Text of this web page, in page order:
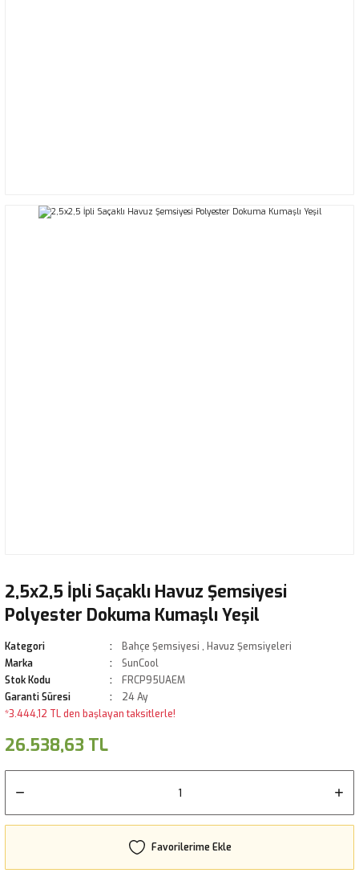
2,5x2,5 İpli Saçaklı Havuz Şemsiyesi
Polyester Dokuma Kumaşlı Yeşil
Kategori Bahçe Şemsiyesi , Havuz Şemsiyeleri
Marka
SunCool
Stok Kodu
FRCP95UAEM
Garanti Süresi
24 Ay
*3.444,12 TL den başlayan taksitlerle!
26.538,63 TL